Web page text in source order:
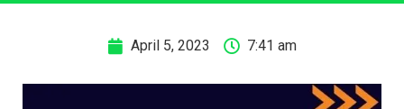
April 5, 2023 7:41 am